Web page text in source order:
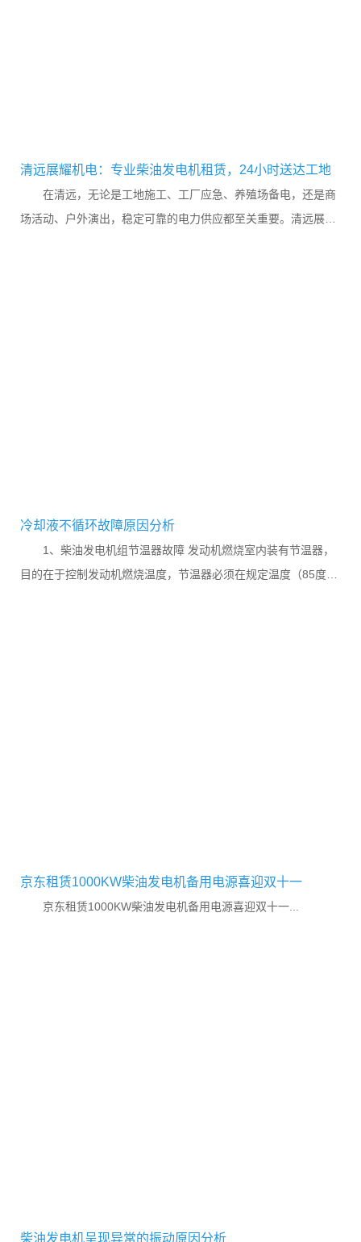
清远展耀机电：专业柴油发电机租赁，24小时送达工地
在清远，无论是工地施工、工厂应急、养殖场备电，还是商
场活动、户外演出，稳定可靠的电力供应都至关重要。清远展耀
冷却液不循环故障原因分析
1、柴油发电机组节温器故障 发动机燃烧室内装有节温器，
目的在于控制发动机燃烧温度，节温器必须在规定温度（85度）
京东租赁1000KW柴油发电机备用电源喜迎双十一
京东租赁1000KW柴油发电机备用电源喜迎双十一...
柴油发电机呈现异常的振动原因分析